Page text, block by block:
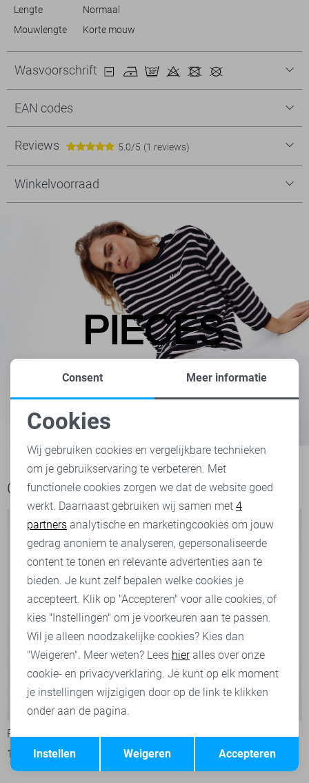
Lengte
Normaal
Mouwlengte
Korte mouw
Wasvoorschrift
EAN codes
Reviews 5.0/5 (1 reviews)
Winkelvoorraad
Ook het bekijken waard
Pieces Trui
17,50 34,99
17,50
34,99
Noodzakelijke cookies
Personalisatie cookies
Analytische cookies
Marketing cookies
Terug Opslaan
Consent Meer informatie
Cookies
Wij gebruiken cookies en vergelijkbare technieken
om je gebruikservaring te verbeteren. Met
functionele cookies zorgen we dat de website goed
werkt. Daarnaast gebruiken wij samen met 4
partners analytische en marketingcookies om jouw
gedrag anoniem te analyseren, gepersonaliseerde
content te tonen en relevante advertenties aan te
bieden. Je kunt zelf bepalen welke cookies je
accepteert. Klik op "Accepteren" voor alle cookies, of
kies "Instellingen" om je voorkeuren aan te passen.
Wil je alleen noodzakelijke cookies? Kies dan
"Weigeren". Meer weten? Lees hieralles over onze
cookie- en privacyverklaring. Je kunt op elk moment
je instellingen wijzigigen door op de link te klikken
onder aan de pagina.
Accepteren
Weigeren
Instellen